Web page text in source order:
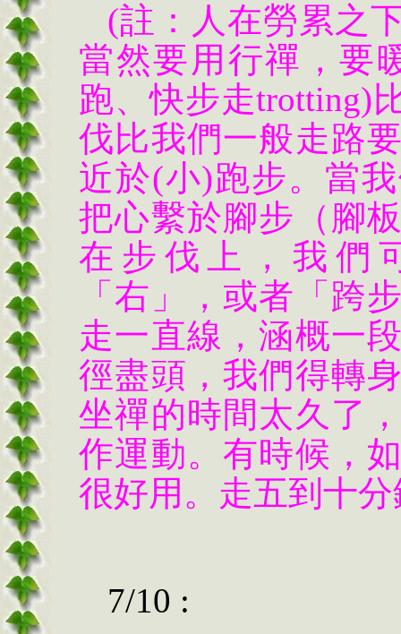
(註：人在勞累之
當然要用行禪，要
跑、快步走trotting)
伐比我們一般走路
近於(小)跑步。當
把心繫於腳步（腳
在步伐上，我們
「右」，或者「跨
走一直線，涵概一
徑盡頭，我們得轉
坐禪的時間太久了
作運動。有時候，
很好用。走五到十
7/10 :